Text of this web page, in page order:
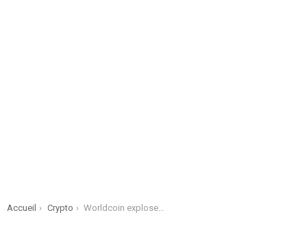
You are here:
Accueil Crypto Worldcoin explose au Chili ; les inscriptions dépassent 1% de la population